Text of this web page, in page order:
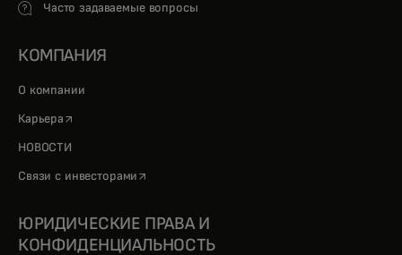
Часто задаваемые вопросы
КОМПАНИЯ
О компании
Карьера opens in a new tab
НОВОСТИ
Связи с инвесторами opens in a new tab
ЮРИДИЧЕСКИЕ ПРАВА И
КОНФИДЕНЦИАЛЬНОСТЬ